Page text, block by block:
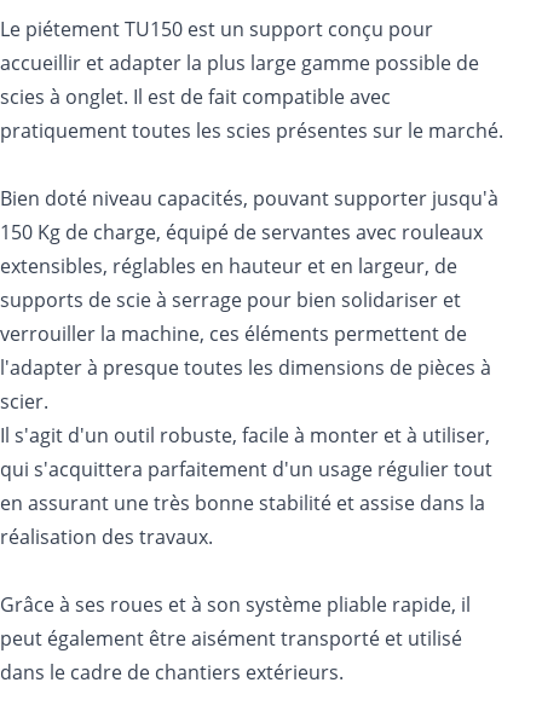
Le piétement TU150 est un support conçu pour
accueillir et adapter la plus large gamme possible de
scies à onglet. Il est de fait compatible avec
pratiquement toutes les scies présentes sur le marché.
Bien doté niveau capacités, pouvant supporter jusqu'à
150 Kg de charge, équipé de servantes avec rouleaux
extensibles, réglables en hauteur et en largeur, de
supports de scie à serrage pour bien solidariser et
verrouiller la machine, ces éléments permettent de
l'adapter à presque toutes les dimensions de pièces à
scier.
Il s'agit d'un outil robuste, facile à monter et à utiliser,
qui s'acquittera parfaitement d'un usage régulier tout
en assurant une très bonne stabilité et assise dans la
réalisation des travaux.
Grâce à ses roues et à son système pliable rapide, il
peut également être aisément transporté et utilisé
dans le cadre de chantiers extérieurs.